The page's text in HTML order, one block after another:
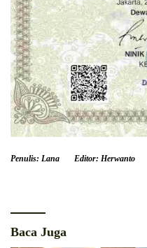
Penulis: Lana Editor: Herwanto
Baca Juga